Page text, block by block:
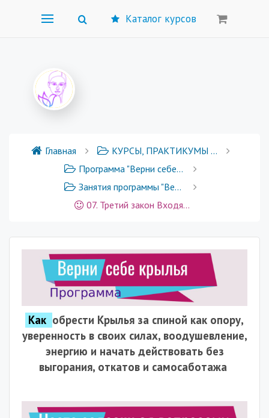
Каталог курсов
Главная
КУРСЫ, ПРАКТИКУМЫ И ГРУППОВЫЕ ПРОГРАММЫ
Программа "Верни себе крылья"
Занятия программы "Верни себе крылья"
07. Третий закон Входящий-исходящий поток
Как обрести Крылья за спиной как опору,
уверенность в своих силах, воодушевление,
энергию и начать действоватьбез
выгорания, откатов и самосаботажа